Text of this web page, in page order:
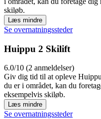
skiløb.
Læs mindre
Se overnatningssteder
Huippu 2 Skilift
6.0/10 (2 anmeldelser)
Giv dig tid til at opleve
du er i området, kan du
eksempelvis skiløb.
Læs mindre
Se overnatningssteder